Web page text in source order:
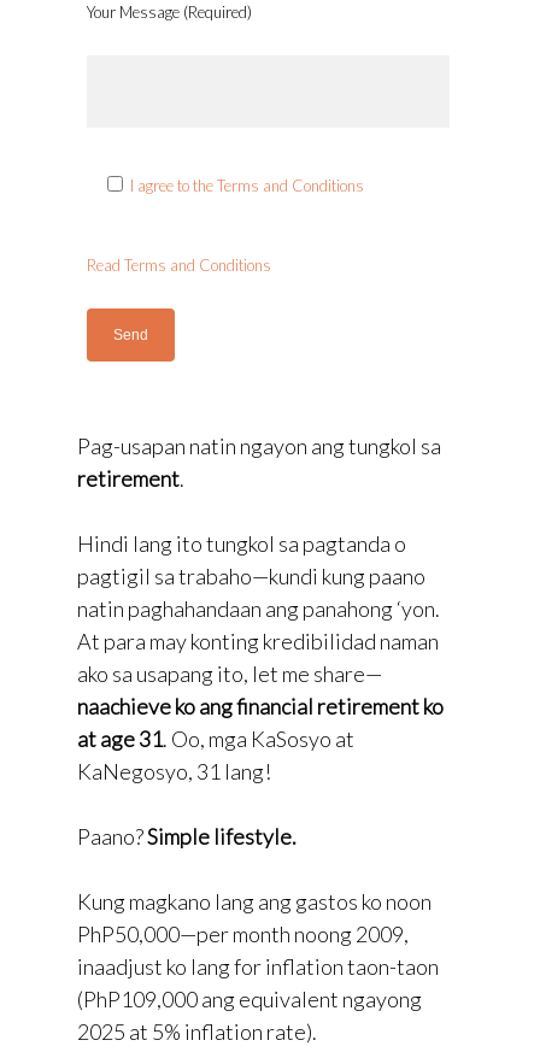
Your Message (Required)
I agree to the Terms and Conditions
Read Terms and Conditions
Pag-usapan natin ngayon ang tungkol sa
retirement.
Hindi lang ito tungkol sa pagtanda o
pagtigil sa trabaho—kundi kung paano
natin paghahandaan ang panahong ‘yon.
At para may konting kredibilidad naman
ako sa usapang ito, let me share—
naachieve ko ang financial retirement ko
at age 31. Oo, mga KaSosyo at
KaNegosyo, 31 lang!
Paano?Simple lifestyle.
Kung magkano lang ang gastos ko noon
PhP50,000—per month noong 2009,
inaadjust ko lang for inflation taon-taon
(PhP109,000 ang equivalent ngayong
2025 at 5% inflation rate).